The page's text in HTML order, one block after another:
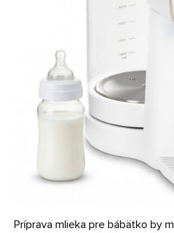
Príprava mlieka pre bábätko by